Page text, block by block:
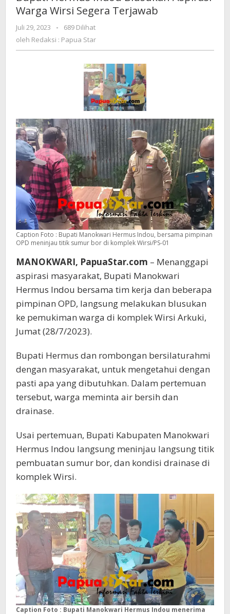
Aspirasi
Warga Wirsi Segera Terjawab
Juli 29, 2023
oleh
Redaksi
-
689 Dilihat
oleh Redaksi : Papua Star
Caption Foto : Bupati Manokwari Hermus Indou, bersama pimpinan
OPD meninjau titik sumur bor di komplek Wirsi/PS-01
MANOKWARI, PapuaStar.com – Menanggapi
aspirasi masyarakat, Bupati Manokwari
Hermus Indou bersama tim kerja dan beberapa
pimpinan OPD, langsung melakukan blusukan
ke pemukiman warga di komplek Wirsi Arkuki,
Jumat (28/7/2023).
Bupati Hermus dan rombongan bersilaturahmi
dengan masyarakat, untuk mengetahui dengan
pasti apa yang dibutuhkan. Dalam pertemuan
tersebut, warga meminta air bersih dan
drainase.
Usai pertemuan, Bupati Kabupaten Manokwari
Hermus Indou langsung meninjau langsung titik
pembuatan sumur bor, dan kondisi drainase di
komplek Wirsi.
Caption Foto : Bupati Manokwari Hermus Indou menerima